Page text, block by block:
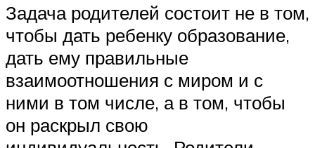
Задача родителей состоит не в том,
чтобы дать ребенку образование,
дать ему правильные
взаимоотношения с миром и с
ними в том числе, а в том, чтобы
он раскрыл свою